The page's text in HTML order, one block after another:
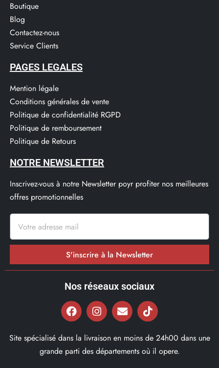
Boutique
Blog
Contactez-nous
Service Clients​
PAGES LEGALES
Mention légale
Conditions générales de vente
Politique de confidentialité RGPD
Politique de remboursement
Politique de Retours
NOTRE NEWSLETTER
Inscrivez-vous à notre Newsletter poyr profiter nos meilleures
offres promotionnelles
S'inscrire à la Newsletter
Nos réseaux sociaux
Site spécialisé dans la livraison en moins de 24h00 dans une
grande parti des départements où il opere.